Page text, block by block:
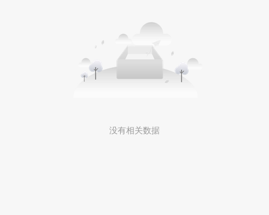
没有相关数据